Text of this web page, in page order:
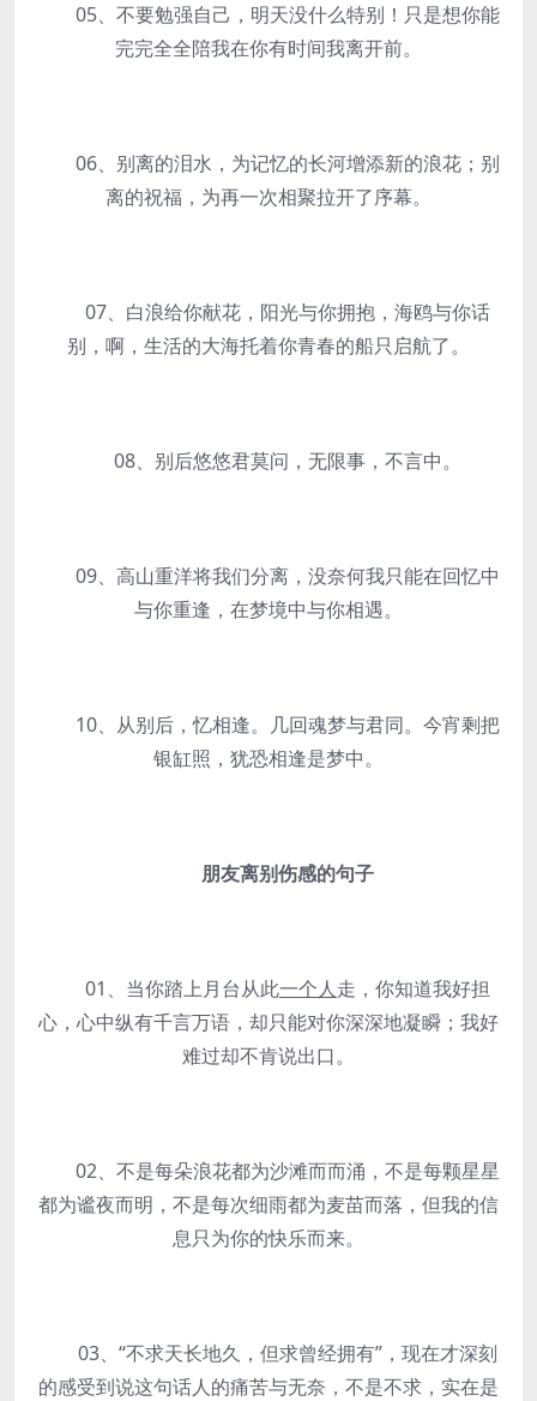
05、不要勉强自己，明天没什么特别！只是想你能
完完全全陪我在你有时间我离开前。
06、别离的泪水，为记忆的长河增添新的浪花；别
离的祝福，为再一次相聚拉开了序幕。
07、白浪给你献花，阳光与你拥抱，海鸥与你话
别，啊，生活的大海托着你青春的船只启航了。
08、别后悠悠君莫问，无限事，不言中。
09、高山重洋将我们分离，没奈何我只能在回忆中
与你重逢，在梦境中与你相遇。
10、从别后，忆相逢。几回魂梦与君同。今宵剩把
银缸照，犹恐相逢是梦中。
朋友离别伤感的句子
01、当你踏上月台从此一个人走，你知道我好担
心，心中纵有千言万语，却只能对你深深地凝瞬；我好
难过却不肯说出口。
02、不是每朵浪花都为沙滩而而涌，不是每颗星星
都为谧夜而明，不是每次细雨都为麦苗而落，但我的信
息只为你的快乐而来。
03、“不求天长地久，但求曾经拥有”，现在才深刻
的感受到说这句话人的痛苦与无奈，不是不求，实在是